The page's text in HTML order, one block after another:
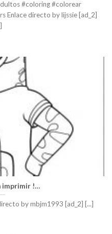
#coloring #colorear
Enlace directo by lijssie [ad_2]
imprimir !…
by mbjm1993 [ad_2] [...]